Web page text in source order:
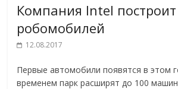
Компания Intel
робомобилей
12.08.2017
Первые автомобили появятся в этом
временем парк расширят до 100